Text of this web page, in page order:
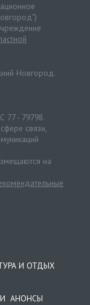
Новгород.
77 - 79798.
связи,
на
И ОТДЫХ
АНОНСЫ